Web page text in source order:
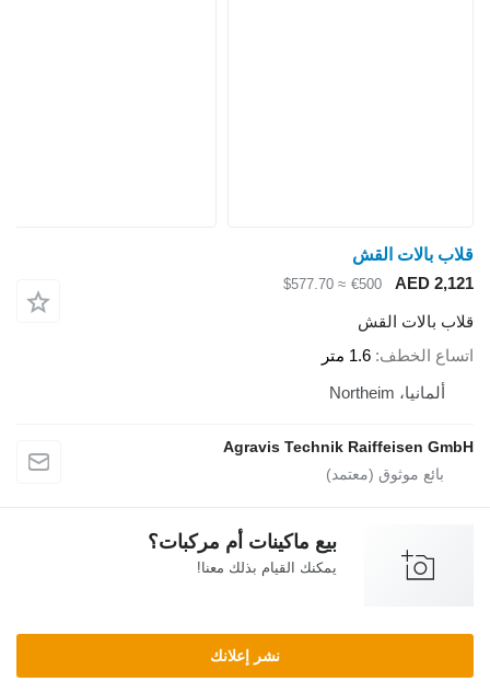
قلاب بالات القش
AED 2,121
€500
≈ $577.70
قلاب بالات القش
اتساع الخطف 1.6 متر
ألمانيا، Northeim
Agravis Technik Raiffeisen GmbH
بيع ماكينات أم مركبات؟
يمكنك القيام بذلك معنا!
نشر إعلانك